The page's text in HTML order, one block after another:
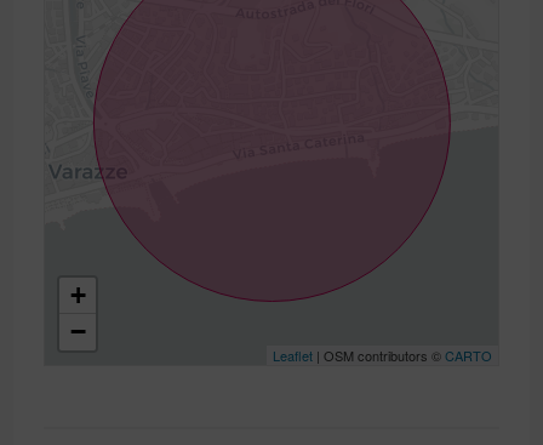
+
−
Leaflet| OSM contributors ©CARTO